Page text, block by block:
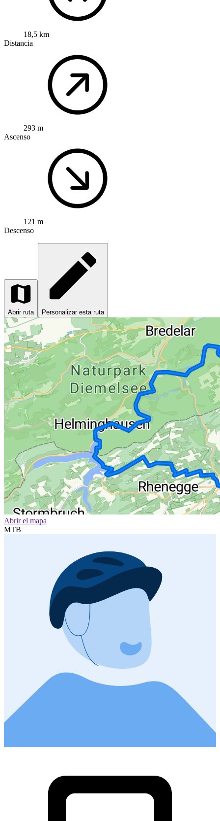
18,5 km
Distancia
293 m
Ascenso
121 m
Descenso
Abrir ruta Personalizar esta ruta
Abrir el mapa
MTB